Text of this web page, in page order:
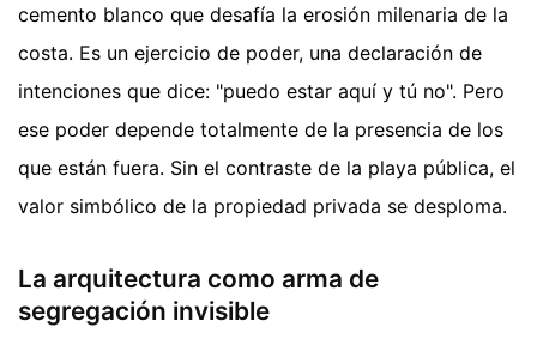
cemento blanco que desafía la erosión milenaria de la
costa. Es un ejercicio de poder, una declaración de
intenciones que dice: "puedo estar aquí y tú no". Pero
ese poder depende totalmente de la presencia de los
que están fuera. Sin el contraste de la playa pública, el
valor simbólico de la propiedad privada se desploma.
La arquitectura como arma de
segregación invisible